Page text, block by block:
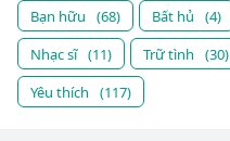
Bạn hữu (68) Bất hủ (4)
Nhạc sĩ (11) Trữ tình (30)
Yêu thích
(117)